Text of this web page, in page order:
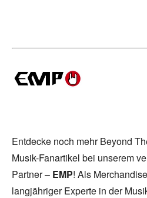
Entdecke noch mehr Beyond
Musik-Fanartikel bei unserem
Partner – EMP! Als
langjähriger Experte in der